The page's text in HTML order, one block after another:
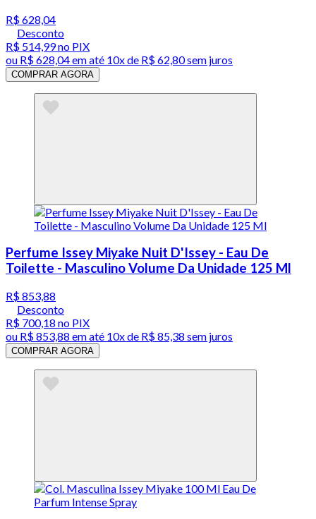
R$ 628,04
Desconto
R$ 514,99no PIX
ou R$ 628,04em até 10x de R$ 62,80 sem juros
COMPRAR AGORA
Perfume Issey Miyake Nuit D'Issey - Eau De
Toilette - Masculino Volume Da Unidade 125 Ml
R$ 853,88
Desconto
R$ 700,18 no PIX
ou R$ 853,88 em até 10x de R$ 85,38 sem juros
COMPRAR AGORA